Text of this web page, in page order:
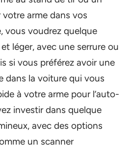
arme dans vos
vous voudrez quelque
léger, avec une serrure ou
si vous préférez avoir une
dans la voiture qui vous
à votre arme pour l’auto-
investir dans quelque
avec des options
un scanner